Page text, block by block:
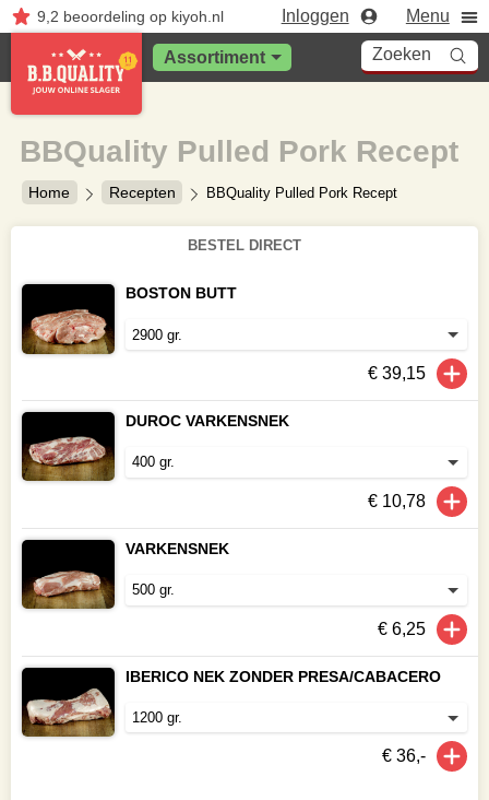
9,2 beoordelingop kiyoh.nl Inloggen Menu
Assortiment Zoeken
Home Recepten BBQuality Pulled Pork Recept
BBQuality Pulled Pork Recept
BESTEL DIRECT
BOSTON BUTT
€ 39,15
DUROC VARKENSNEK
€ 10,78
VARKENSNEK
€ 6,25
IBERICO NEK ZONDER PRESA/CABACERO
€ 36,-